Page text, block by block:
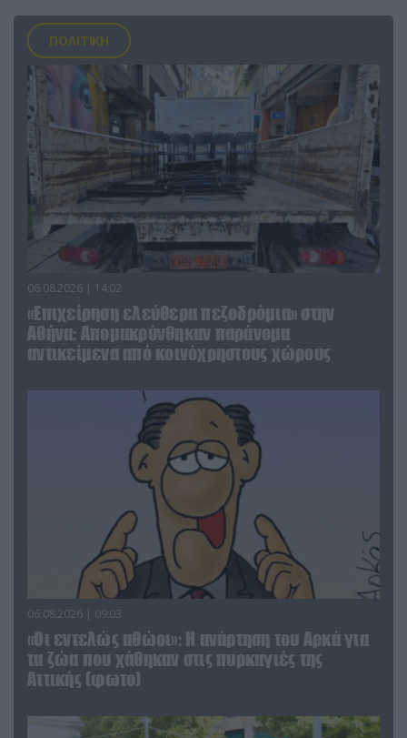
ΠΟΛΙΤΙΚΗ
06.08.2026 | 14:02
«Επιχείρηση ελεύθερα πεζοδρόμια» στην
Αθήνα: Απομακρύνθηκαν παράνομα
αντικείμενα από κοινόχρηστους χώρους
06.08.2026 | 09:03
«Οι εντελώς αθώοι»: Η ανάρτηση του Αρκά για
τα ζώα που χάθηκαν στις πυρκαγιές της
Αττικής (φωτο)